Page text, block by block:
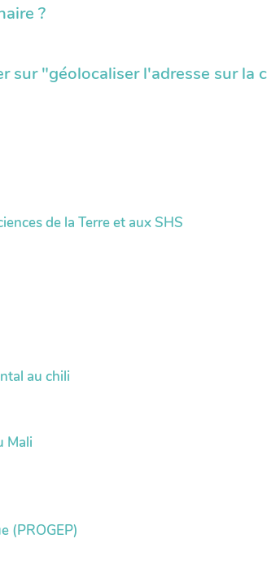
?
sur "géolocaliser l'adresse sur la
de la Terre et aux SHS
au chili
Mali
(PROGEP)